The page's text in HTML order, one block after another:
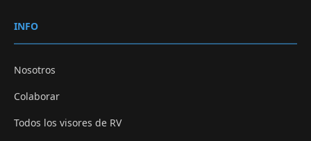
INFO
Nosotros
Colaborar
Todos los visores de RV